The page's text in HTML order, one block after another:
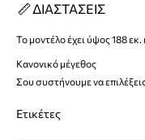
ΔΙΑΣΤΑΣΕΙΣ
Το μοντέλο έχει ύψος 188
Κανονικό μέγεθος
Σου συστήνουμε να
Ετικέτες